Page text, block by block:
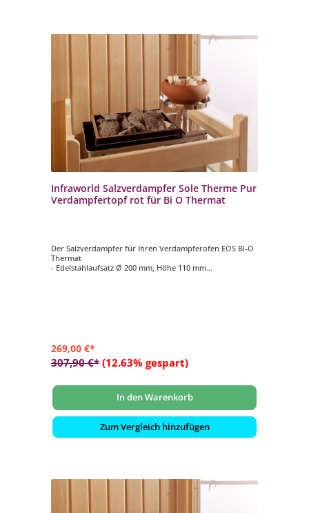
Infraworld Salzverdampfer Sole Therme Pur
Verdampfertopf rot für Bi O Thermat
Der Salzverdampfer für Ihren Verdampferofen EOS Bi-O
Thermat
- Edelstahlaufsatz Ø 200 mm, Höhe 110 mm
269,00 €*
307,90 €* (12.63% gespart)
In den Warenkorb
Zum Vergleich hinzufügen